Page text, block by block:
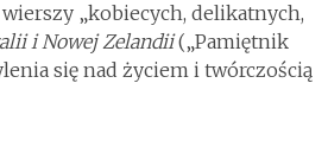
„kobiecych, delikatnych,
i Nowej Zelandii(„Pamiętnik
się nad życiem i twórczością